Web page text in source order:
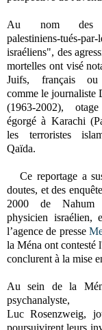
Au nom des
palestiniens-tués-par-
israéliens", des
mortelles ont visé
Juifs, français ou
comme le journaliste
(1963-2002),
égorgé à Karachi
les terroristes
Qaïda.
Ce reportage a
doutes, et des
2000 de Nahum
physicien israélien,
l’agence de presse
la Ména ont contesté
conclurent à la mise
Au sein de la
LucRosenzweig,
poursuivirent leurs